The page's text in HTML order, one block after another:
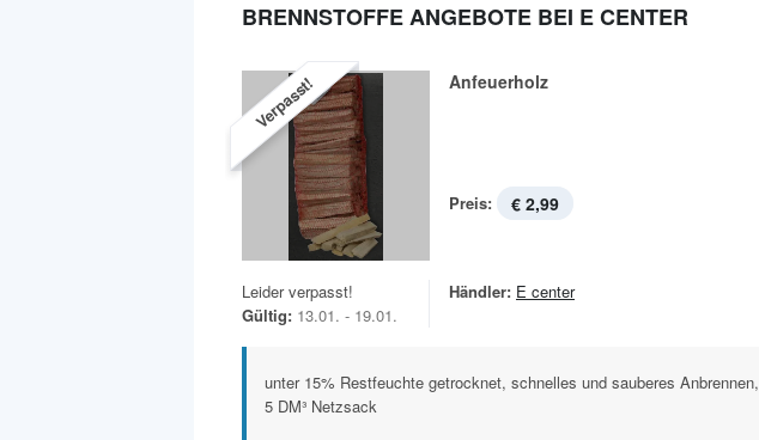
BRENNSTOFFE ANGEBOTE BEI E CENTER
Verpasst! Anfeuerholz
Preis: € 2,99
Leider verpasst!
Gültig: 13.01. - 19.01.
Händler: E center
unter 15% Restfeuchte getrocknet, schnelles und sauberes Anbrennen,
5 DM³ Netzsack